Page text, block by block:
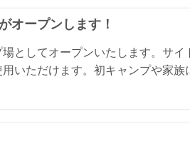
オープンします！
としてオープンいたします。サイ
いただけます。初キャンプや家族